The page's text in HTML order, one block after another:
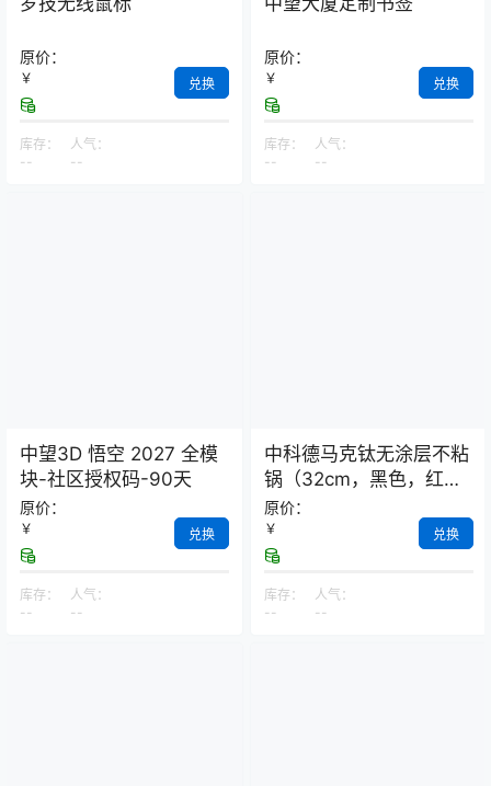
原价：
￥ 兑换
库存：
--
人气：
--
原价：
￥ 兑换
库存：
--
人气：
--
中望3D 悟空 2027 全模
块-社区授权码-90天
原价：
￥ 兑换
库存：
--
人气：
--
中科德马克钛无涂层不粘
锅（32cm，黑色，红芯
控温）
原价：
￥ 兑换
库存：
--
人气：
--